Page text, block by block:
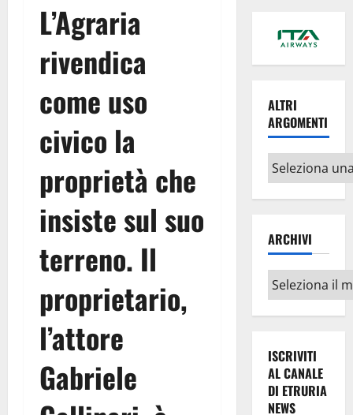
L’Agraria
rivendica
come uso
civico la
proprietà che
insiste sul suo
terreno. Il
proprietario,
l’attore
Gabriele
ALTRI
ARGOMENTI
Altri
argomenti
ARCHIVI
Archivi
ISCRIVITI
AL CANALE
DI ETRURIA
NEWS